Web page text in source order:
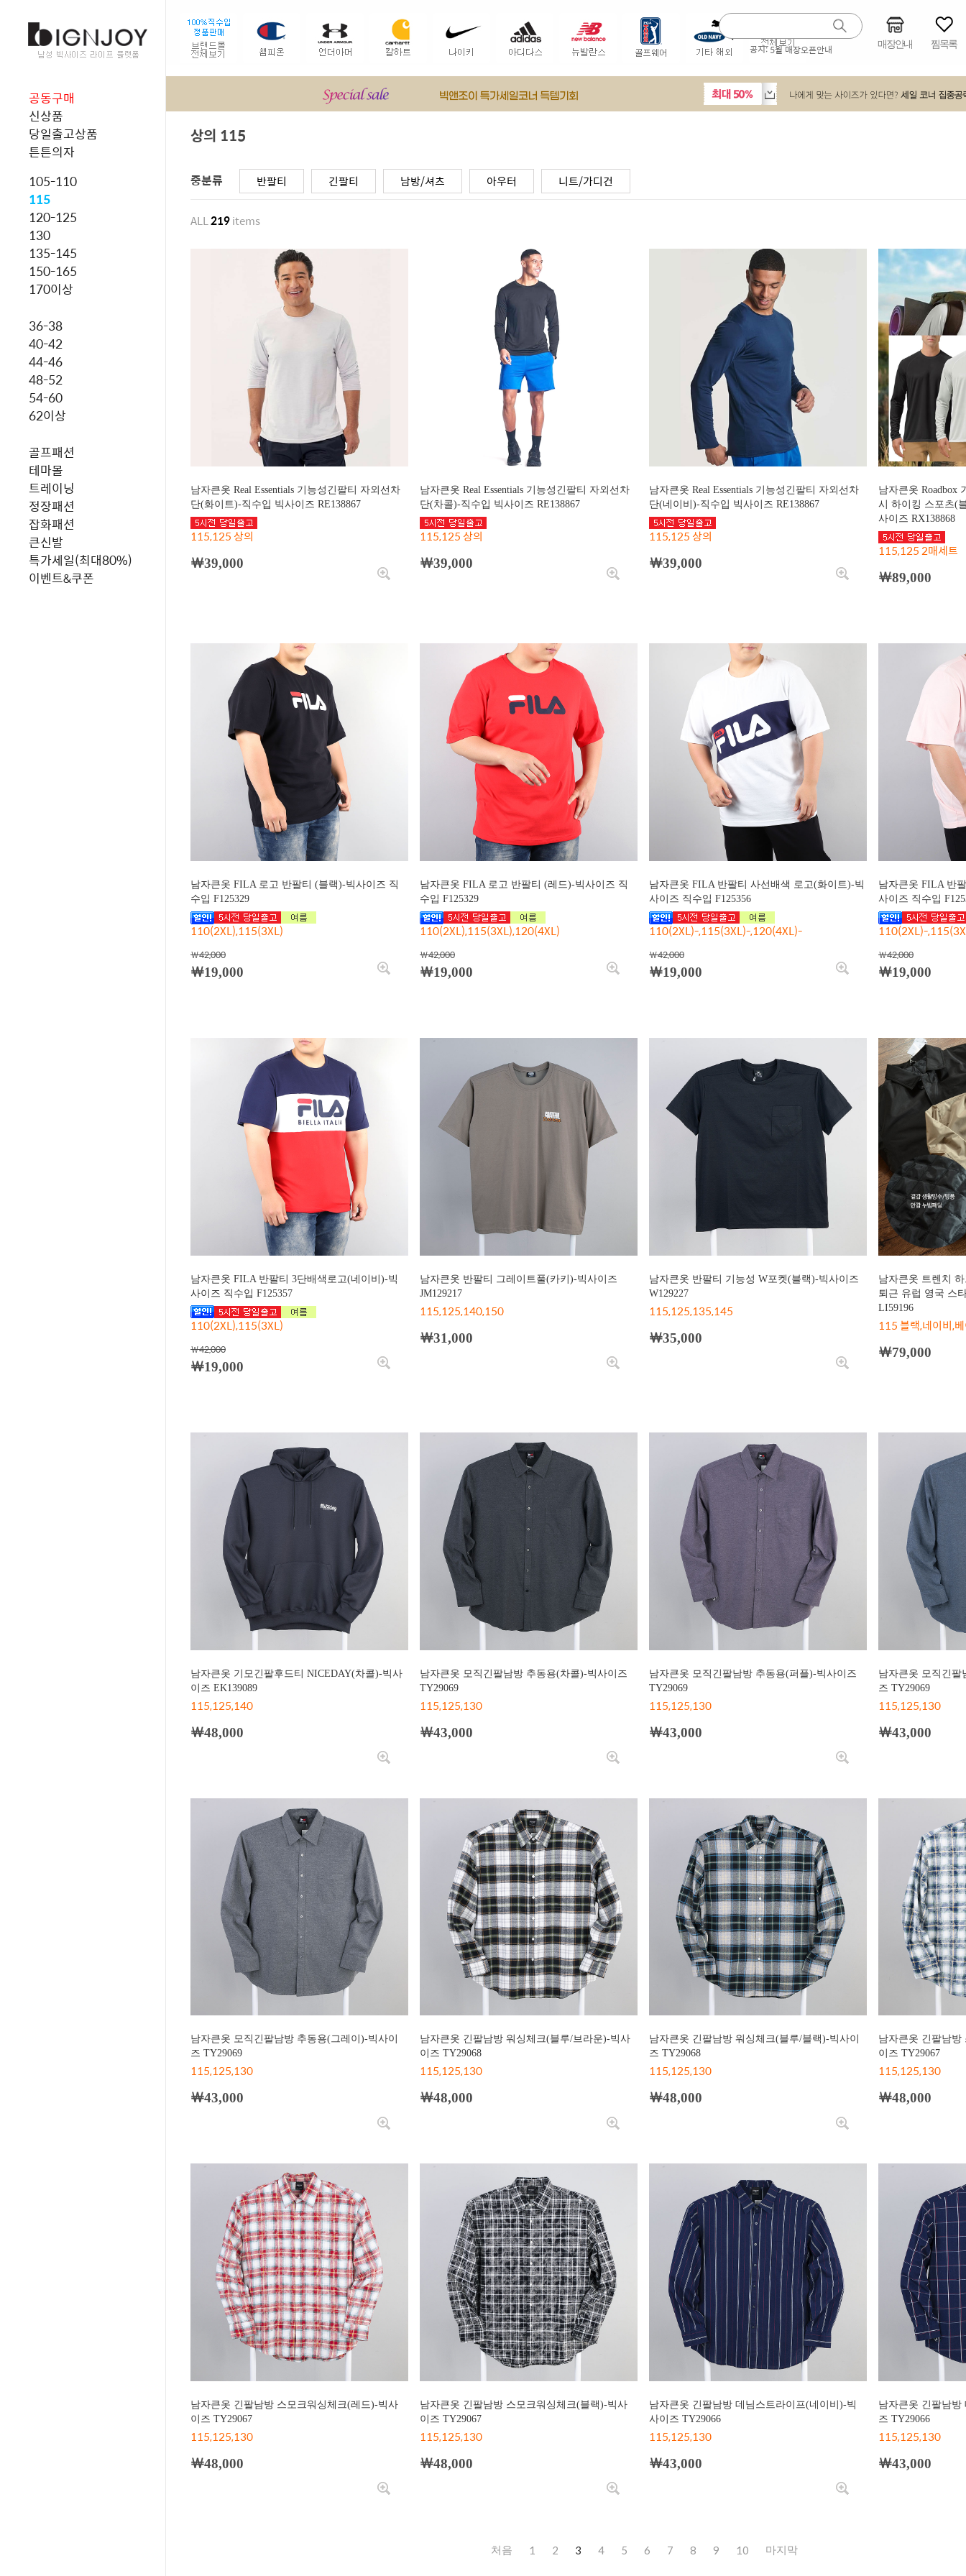
공지:5월 매장오픈안내 매장안내 찜목록
공동구매
신상품
당일출고상품
튼튼의자
105-110
115
120-125
130
135-145
150-165
170이상
36-38
40-42
44-46
48-52
54-60
62이상
골프패션
테마몰
트레이닝
정장패션
잡화패션
큰신발
특가세일(최대80%)
이벤트&쿠폰
상의 115
중분류 반팔티 긴팔티 남방/셔츠 아우터 니트/가디건
ALL219items
남자큰옷 Real Essentials 기능성긴팔티 자외선차
단(화이트)-직수입 빅사이즈 RE138867
115,125 상의
￦39,000
남자큰옷 Real Essentials 기능성긴팔티 자외선차
단(차콜)-직수입 빅사이즈 RE138867
115,125 상의
￦39,000
남자큰옷 Real Essentials 기능성긴팔티 자외선차
단(네이비)-직수입 빅사이즈 RE138867
115,125 상의
￦39,000
남자큰옷 Roadbox
시 하이킹 스포츠(
사이즈 RX138868
115,125 2매세트
￦89,000
남자큰옷 FILA 로고 반팔티 (블랙)-빅사이즈 직
수입 F125329
110(2XL),115(3XL)
￦42,000
￦19,000
남자큰옷 FILA 로고 반팔티 (레드)-빅사이즈 직
수입 F125329
110(2XL),115(3XL),120(4XL)
￦42,000
￦19,000
남자큰옷 FILA 반팔티 사선배색 로고(화이트)-빅
사이즈 직수입 F125356
110(2XL)-,115(3XL)-,120(4XL)-
￦42,000
￦19,000
남자큰옷 FILA 반
사이즈 직수입
110(2XL)-
￦42,000
￦19,000
남자큰옷 FILA 반팔티 3단배색로고(네이비)-빅
사이즈 직수입 F125357
110(2XL),115(3XL)
￦42,000
￦19,000
남자큰옷 반팔티 그레이트풀(카키)-빅사이즈
JM129217
115,125,140,150
￦31,000
남자큰옷 반팔티 기능성 W포켓(블랙)-빅사이즈
W129227
115,125,135,145
￦35,000
남자큰옷 트렌치
퇴근 유럽 영국 스
LI59196
115 블랙,네이비,
￦79,000
남자큰옷 기모긴팔후드티 NICEDAY(차콜)-빅사
이즈 EK139089
115,125,140
￦48,000
남자큰옷 모직긴팔남방 추동용(차콜)-빅사이즈
TY29069
115,125,130
￦43,000
남자큰옷 모직긴팔남방 추동용(퍼플)-빅사이즈
TY29069
115,125,130
￦43,000
남자큰옷 모직긴팔
즈 TY29069
115,125,130
￦43,000
남자큰옷 모직긴팔남방 추동용(그레이)-빅사이
즈 TY29069
115,125,130
￦43,000
남자큰옷 긴팔남방 워싱체크(블루/브라운)-빅사
이즈 TY29068
115,125,130
￦48,000
남자큰옷 긴팔남방 워싱체크(블루/블랙)-빅사이
즈 TY29068
115,125,130
￦48,000
남자큰옷 긴팔남방
이즈 TY29067
115,125,130
￦48,000
남자큰옷 긴팔남방 스모크워싱체크(레드)-빅사
이즈 TY29067
115,125,130
￦48,000
남자큰옷 긴팔남방 스모크워싱체크(블랙)-빅사
이즈 TY29067
115,125,130
￦48,000
남자큰옷 긴팔남방 데님스트라이프(네이비)-빅
사이즈 TY29066
115,125,130
￦43,000
남자큰옷 긴팔남방
즈 TY29066
115,125,130
￦43,000
1 2 3 4 5 6 7 8 9 10